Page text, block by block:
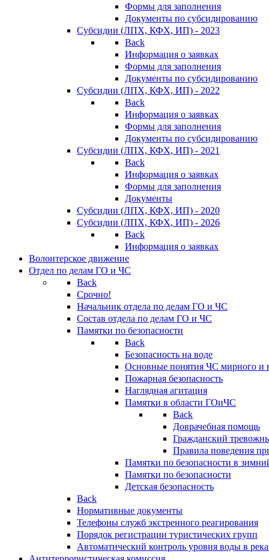
Формы для заполнения
Документы по субсидированию
Субсидии (ЛПХ, КФХ, ИП) - 2023
Back
Информация о заявках
Формы для заполнения
Документы по субсидированию
Субсидии (ЛПХ, КФХ, ИП) - 2022
Back
Информация о заявках
Формы для заполнения
Документы по субсидированию
Субсидии (ЛПХ, КФХ, ИП) - 2021
Back
Информация о заявках
Формы для заполнения
Документы
Субсидии (ЛПХ, КФХ, ИП) - 2020
Субсидии (ЛПХ, КФХ, ИП) - 2026
Back
Информация о заявках
Волонтерское движение
Отдел по делам ГО и ЧС
Back
Срочно!
Начальник отдела по делам ГО и ЧС
Состав отдела по делам ГО и ЧС
Памятки по безопасности
Back
Безопасность на воде
Основные понятия ЧС мирного и
Пожарная безопасность
Наглядная агитация
Памятки в области ГОиЧС
Back
Доврачебная помощь
Гражданский
Правила поведения
Памятки по безопасности в
Памятки по безопасности
Детская безопасность
Back
Нормативные документы
Телефоны служб экстренного реагирования
Порядок регистрации туристических групп
Автоматический контроль уровня воды в